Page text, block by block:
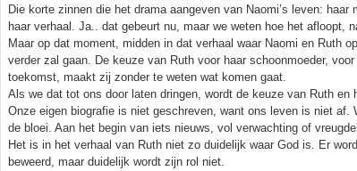
Die korte zinnen die het drama aangeven van Naomi’s leven:
haar verhaal. Ja.. dat gebeurt nu, maar we weten hoe het afloopt,
Maar op dat moment, midden in dat verhaal waar Naomi en Ruth
verder zal gaan. De keuze van Ruth voor haar schoonmoeder,
toekomst, maakt zij zonder te weten wat komen gaat.
Als we dat tot ons door laten dringen, wordt de keuze van Ruth en
Onze eigen biografie is niet geschreven, want ons leven is niet
de bloei. Aan het begin van iets nieuws, vol verwachting of
Het is in het verhaal van Ruth niet zo duidelijk waar God is. Er
beweerd, maar duidelijk wordt zijn rol niet.